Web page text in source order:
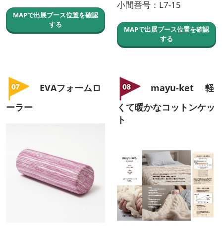
MAPで出展ブース位置を確認
する
小間番号：L7-15
MAPで出展ブース位置を確認
する
EVAフォームロ
ーラー
mayu-ket 軽
くて暖かなコットンケッ
ト